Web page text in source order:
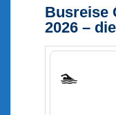
Busreise
2026 –
🏊